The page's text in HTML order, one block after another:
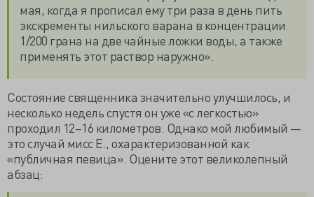
мая, когда я прописал ему три раза в день пить
экскременты нильского варана в концентрации
1/200 грана на две чайные ложки воды, а также
применять этот раствор наружно».
Состояние священника значительно улучшилось, и
несколько недель спустя он уже «с легкостью»
проходил 12–16 километров. Однако мой любимый —
это случай мисс Е., охарактеризованной как
«публичная певица». Оцените этот великолепный
абзац: